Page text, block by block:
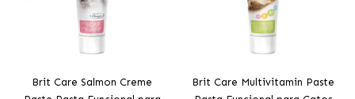
Brit Care Salmon Creme
Brit Care Multivitamin Paste